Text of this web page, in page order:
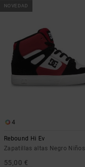
NOVEDAD
4
Rebound Hi Ev
Zapatillas altas Negro Niños
55,00 €